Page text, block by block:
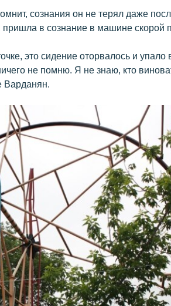
сознания он не терял даже
в сознание в машине скорой
это сидение оторвалось и упало
не помню. Я не знаю, кто
Варданян.